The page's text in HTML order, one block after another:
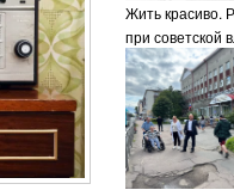
Жить красиво.
при советской